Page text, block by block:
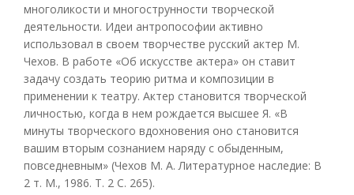
многоликости и многострунности творческой
деятельности. Идеи антропософии активно
использовал в своем творчестве русский актер М.
Чехов. В работе «Об искусстве актера» он ставит
задачу создать теорию ритма и композиции в
применении к театру. Актер становится творческой
личностью, когда в нем рождается высшее Я. «В
минуты творческого вдохновения оно становится
вашим вторым сознанием наряду с обыденным,
повседневным» (Чехов М. А. Литературное наследие: В
2 т. М., 1986. Т. 2 С. 265).